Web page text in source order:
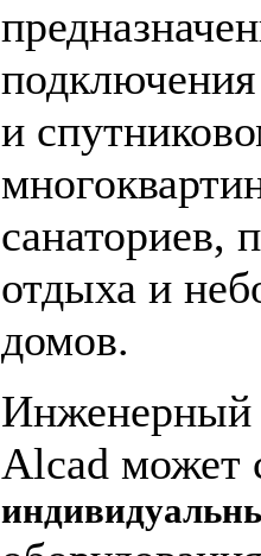
и
санаториев,
отдыха и
домов.
Alcad может